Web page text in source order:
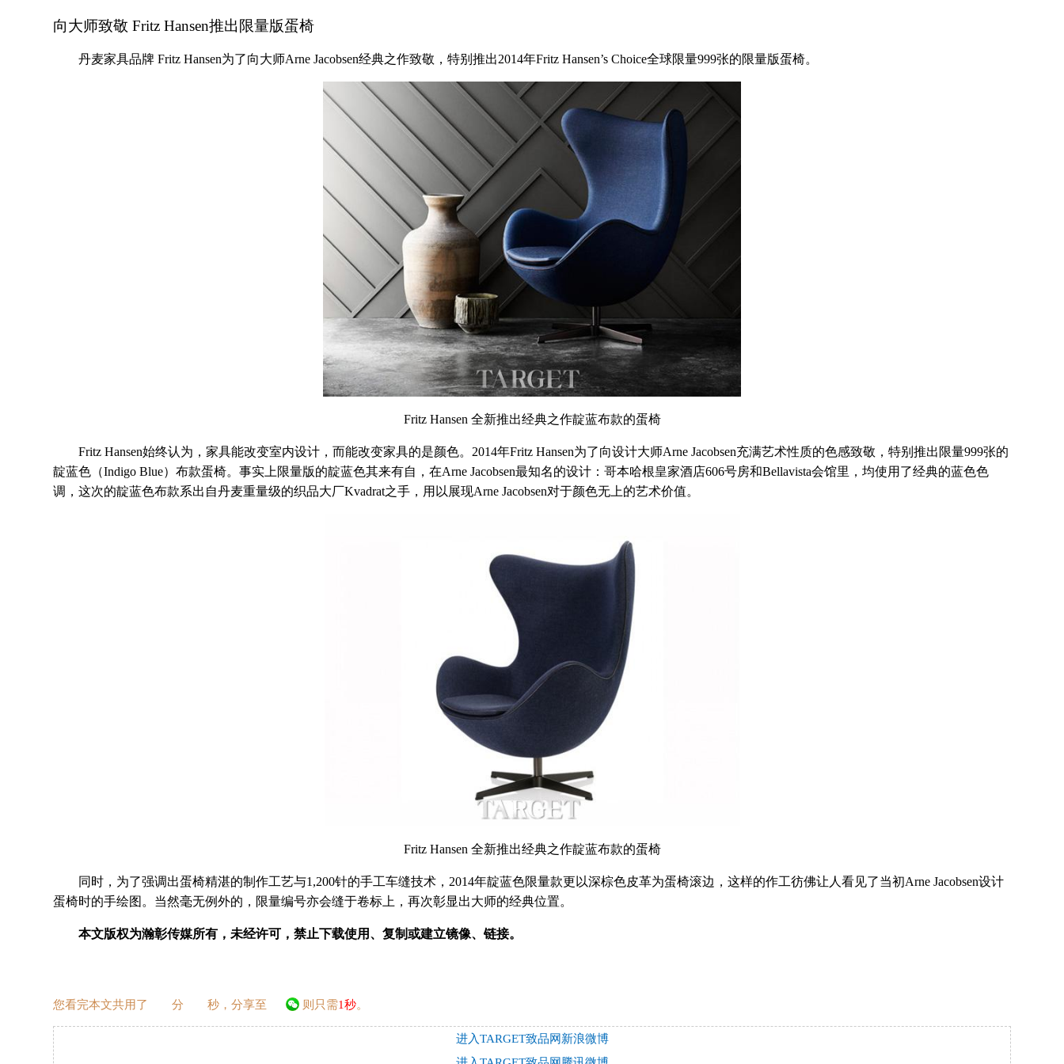
向大师致敬 Fritz Hansen推出限量版蛋椅
丹麦家具品牌 Fritz Hansen为了向大师Arne Jacobsen经典之作致敬，特别推出2014年Fritz Hansen’s Choice全球限量999张的限量版蛋椅。
Fritz Hansen 全新推出经典之作靛蓝布款的蛋椅
Fritz Hansen始终认为，家具能改变室内设计，而能改变家具的是颜色。2014年Fritz Hansen为了向设计大师Arne Jacobsen充满艺术性质的色感致敬，特别推出限量999张的
靛蓝色（Indigo Blue）布款蛋椅。事实上限量版的靛蓝色其来有自，在Arne Jacobsen最知名的设计：哥本哈根皇家酒店606号房和Bellavista会馆里，均使用了经典的蓝色色
调，这次的靛蓝色布款系出自丹麦重量级的织品大厂Kvadrat之手，用以展现Arne Jacobsen对于颜色无上的艺术价值。
Fritz Hansen 全新推出经典之作靛蓝布款的蛋椅
同时，为了强调出蛋椅精湛的制作工艺与1,200针的手工车缝技术，2014年靛蓝色限量款更以深棕色皮革为蛋椅滚边，这样的作工彷佛让人看见了当初Arne Jacobsen设计
蛋椅时的手绘图。当然毫无例外的，限量编号亦会缝于卷标上，再次彰显出大师的经典位置。
本文版权为瀚彰传媒所有，未经许可，禁止下载使用、复制或建立镜像、链接。
您看完本文共用了 分 秒，分享至 则只需1秒。
进入TARGET致品网新浪微博